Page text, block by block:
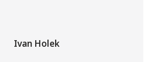
Ivan Holek